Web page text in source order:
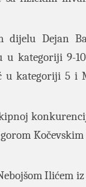
dijelu Dejan
u kategoriji 9-
u kategoriji 5 i
Ilićem